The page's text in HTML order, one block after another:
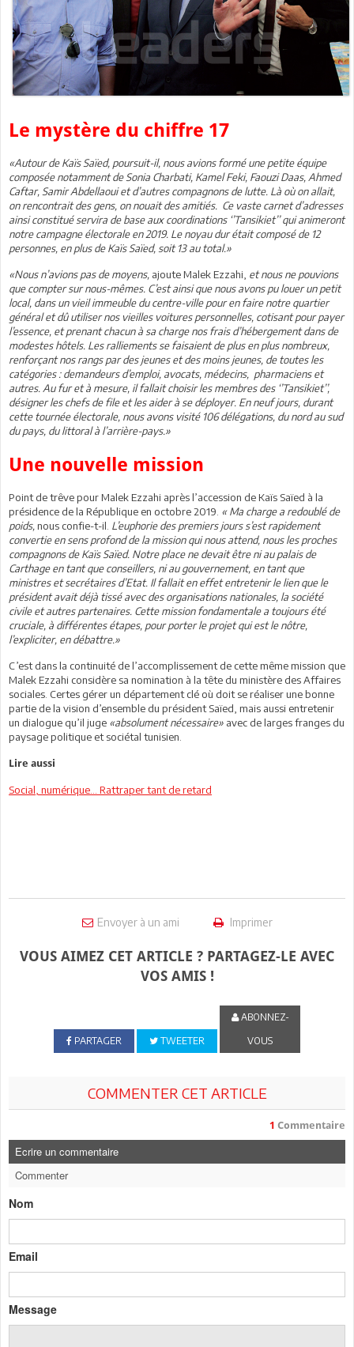
Le mystère du chiffre 17
«Autour de Kaïs Saïed, poursuit-il, nous avions formé une petite équipe
composée notamment de Sonia Charbati, Kamel Feki, Faouzi Daas, Ahmed
Caftar, Samir Abdellaoui et d’autres compagnons de lutte. Là où on allait,
on rencontrait des gens, on nouait des amitiés. Ce vaste carnet d’adresses
ainsi constitué servira de base aux coordinations ‘’Tansikiet’’ qui animeront
notre campagne électorale en 2019. Le noyau dur était composé de 12
personnes, en plus de Kaïs Saïed, soit 13 au total.»
«Nous n’avions pas de moyens, ajoute Malek Ezzahi, et nous ne pouvions
que compter sur nous-mêmes. C’est ainsi que nous avons pu louer un petit
local, dans un vieil immeuble du centre-ville pour en faire notre quartier
général et dû utiliser nos vieilles voitures personnelles, cotisant pour payer
l’essence, et prenant chacun à sa charge nos frais d’hébergement dans de
modestes hôtels. Les ralliements se faisaient de plus en plus nombreux,
renforçant nos rangs par des jeunes et des moins jeunes, de toutes les
catégories : demandeurs d’emploi, avocats, médecins, pharmaciens et
autres. Au fur et à mesure, il fallait choisir les membres des ‘’Tansikiet’’,
désigner les chefs de file et les aider à se déployer. En neuf jours, durant
cette tournée électorale, nous avons visité 106 délégations, du nord au sud
du pays, du littoral à l’arrière-pays.»
Une nouvelle mission
Point de trêve pour Malek Ezzahi après l’accession de Kaïs Saïed à la
présidence de la République en octobre 2019. « Ma charge a redoublé de
poids, nous confie-t-il. L’euphorie des premiers jours s’est rapidement
convertie en sens profond de la mission qui nous attend, nous les proches
compagnons de Kaïs Saïed. Notre place ne devait être ni au palais de
Carthage en tant que conseillers, ni au gouvernement, en tant que
ministres et secrétaires d’Etat. Il fallait en effet entretenir le lien que le
président avait déjà tissé avec des organisations nationales, la société
civile et autres partenaires. Cette mission fondamentale a toujours été
cruciale, à différentes étapes, pour porter le projet qui est le nôtre,
l’expliciter, en débattre.»
C’est dans la continuité de l’accomplissement de cette même mission que
Malek Ezzahi considère sa nomination à la tête du ministère des Affaires
sociales. Certes gérer un département clé où doit se réaliser une bonne
partie de la vision d’ensemble du président Saïed, mais aussi entretenir
un dialogue qu’il juge «absolument nécessaire» avec de larges franges du
paysage politique et sociétal tunisien.
Lire aussi
Social, numérique... Rattraper tant de retard
Envoyer à un ami Imprimer
VOUS AIMEZ CET ARTICLE ? PARTAGEZ-LE AVEC
VOS AMIS !
PARTAGER TWEETER
ABONNEZ-
VOUS
COMMENTER CET ARTICLE
1 Commentaire
Ecrire un commentaire
Commenter
Nom
Email
Message